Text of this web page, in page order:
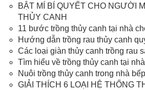
BẬT MÍ BÍ QUYẾT CHO NGƯỜI
THỦY CANH
11 bước trồng thủy canh tại nhà
Hướng dẫn trồng rau thủy canh
Các loại giàn thủy canh trồng rau
Tìm hiểu về trồng thủy canh tại nhà
Nuôi trồng thủy canh trong nhà
GIẢI THÍCH 6 LOẠI HỆ THỐNG